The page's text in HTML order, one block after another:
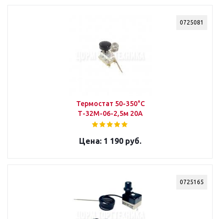
0725081
Термостат 50-350°С
Т-32М-06-2,5м 20А
1 190 руб.
0725165